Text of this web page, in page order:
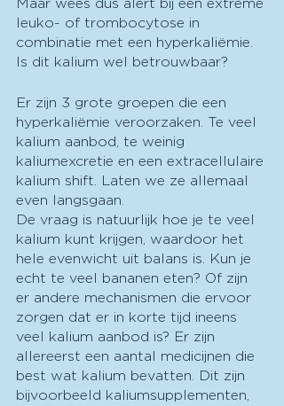
Maar wees dus alert bij een extreme
leuko- of trombocytose in
combinatie met een hyperkaliëmie.
Is dit kalium wel betrouwbaar?
Er zijn 3 grote groepen die een
hyperkaliëmie veroorzaken. Te veel
kalium aanbod, te weinig
kaliumexcretie en een extracellulaire
kalium shift. Laten we ze allemaal
even langsgaan.
De vraag is natuurlijk hoe je te veel
kalium kunt krijgen, waardoor het
hele evenwicht uit balans is. Kun je
echt te veel bananen eten? Of zijn
er andere mechanismen die ervoor
zorgen dat er in korte tijd ineens
veel kalium aanbod is? Er zijn
allereerst een aantal medicijnen die
best wat kalium bevatten. Dit zijn
bijvoorbeeld kaliumsupplementen,